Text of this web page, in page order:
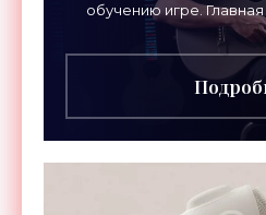
обучению игре.
инструментов –
грифа.